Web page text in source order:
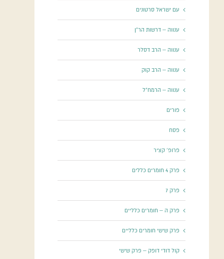
עם ישראל סרטונים
ענווה – דרשות הר"ן
ענווה – הרב דסלר
ענווה – הרב קוק
ענווה – הרמח"ל
פורים
פסח
פרופ' קציר
פרק 4 חומרים כללים
פרק 7
פרק ה – חומרים כלליים
פרק שישי חומרים כלליים
קול דודי דופק – פרק שישי